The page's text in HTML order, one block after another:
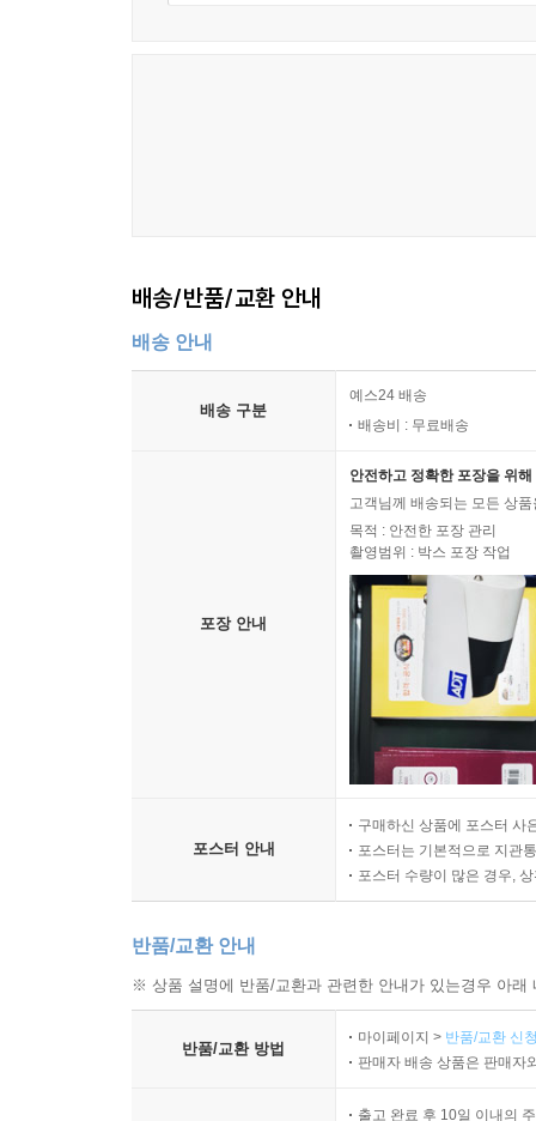
배송/반품/교환 안내
배송 안내
배송 구분
예스24 배송
배송비 : 무료배송
포장 안내
안전하고 정확한 포장을 위
고객님께 배송되는 모든 상
목적 : 안전한 포장 관리
촬영범위 : 박스 포장 작업
포스터 안내
구매하신 상품에 포스터 사
포스터는 기본적으로 지관
포스터 수량이 많은 경우,
반품/교환 안내
※ 상품 설명에 반품/교환과 관련한 안내가 있는경우 아
반품/교환 방법
마이페이지 > 반품/교환 신
판매자 배송 상품은 판매자
출고 완료 후 10일 이내의